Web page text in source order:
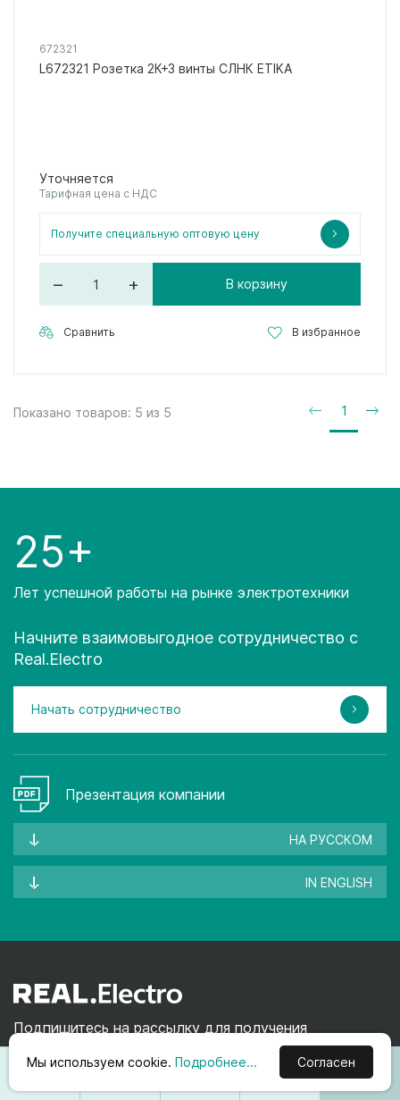
672321
L672321 Розетка 2К+З винты СЛНК ETIKA
Уточняется
Тарифная цена с НДС
Получите специальную оптовую цену
– + В корзину
Сравнить В избранное
Показано товаров: 5 из 5 1
25+
Лет успешной работы на рынке электротехники
Начните взаимовыгодное сотрудничество с
Real.Electro
Начать сотрудничество
Презентация компании
НА РУССКОМ
IN ENGLISH
Подпишитесь на рассылку для получения
Мы используем cookie. Подробнее... Согласен